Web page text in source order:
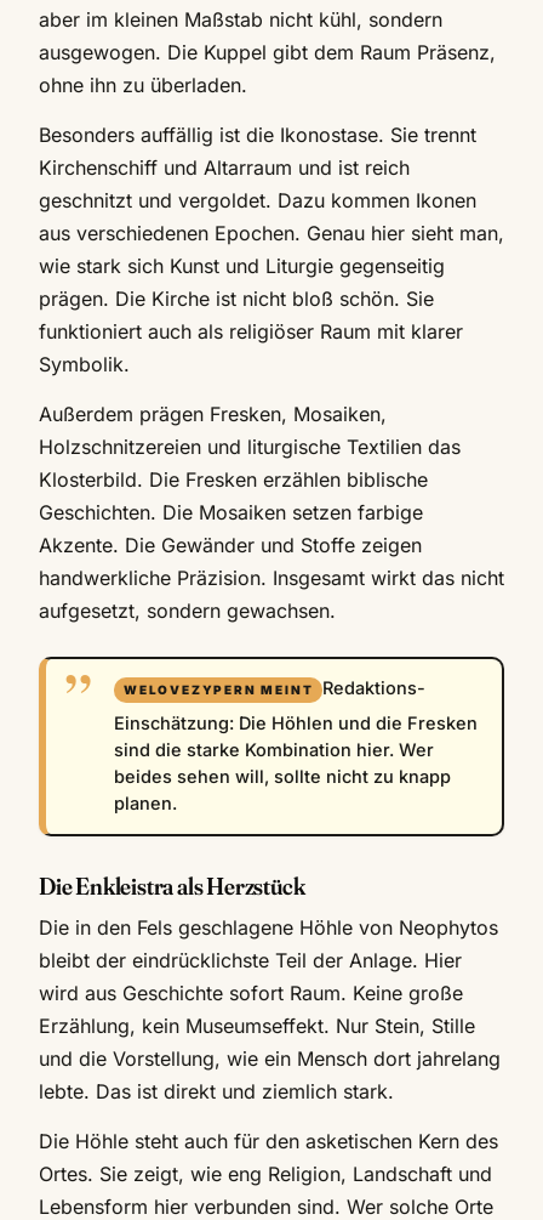
aber im kleinen Maßstab nicht kühl, sondern
ausgewogen. Die Kuppel gibt dem Raum Präsenz,
ohne ihn zu überladen.
Besonders auffällig ist die Ikonostase. Sie trennt
Kirchenschiff und Altarraum und ist reich
geschnitzt und vergoldet. Dazu kommen Ikonen
aus verschiedenen Epochen. Genau hier sieht man,
wie stark sich Kunst und Liturgie gegenseitig
prägen. Die Kirche ist nicht bloß schön. Sie
funktioniert auch als religiöser Raum mit klarer
Symbolik.
Außerdem prägen Fresken, Mosaiken,
Holzschnitzereien und liturgische Textilien das
Klosterbild. Die Fresken erzählen biblische
Geschichten. Die Mosaiken setzen farbige
Akzente. Die Gewänder und Stoffe zeigen
handwerkliche Präzision. Insgesamt wirkt das nicht
aufgesetzt, sondern gewachsen.
Redaktions-
Einschätzung: Die Höhlen und die Fresken
sind die starke Kombination hier. Wer
beides sehen will, sollte nicht zu knapp
planen.
Die Enkleistra als Herzstück
Die in den Fels geschlagene Höhle von Neophytos
bleibt der eindrücklichste Teil der Anlage. Hier
wird aus Geschichte sofort Raum. Keine große
Erzählung, kein Museumseffekt. Nur Stein, Stille
und die Vorstellung, wie ein Mensch dort jahrelang
lebte. Das ist direkt und ziemlich stark.
Die Höhle steht auch für den asketischen Kern des
Ortes. Sie zeigt, wie eng Religion, Landschaft und
Lebensform hier verbunden sind. Wer solche Orte